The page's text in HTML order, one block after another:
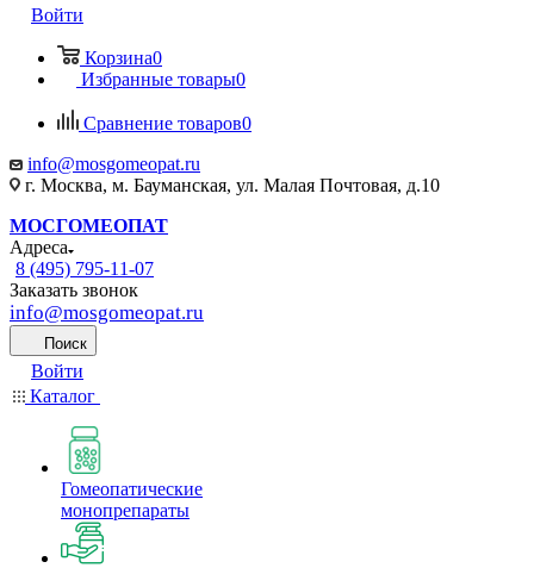
Войти
Корзина0
Избранные товары0
Сравнение товаров0
info@mosgomeopat.ru
г. Москва, м. Бауманская, ул. Малая Почтовая, д.10
МОСГОМЕОПАТ
Адреса
8 (495) 795-11-07
Заказать звонок
info@mosgomeopat.ru
Поиск
Войти
Каталог
Гомеопатические
монопрепараты